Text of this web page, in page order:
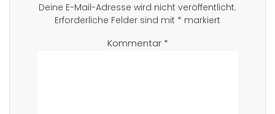
Deine E-Mail-Adresse wird nicht veröffentlicht.
Erforderliche Felder sind mit * markiert
Kommentar *